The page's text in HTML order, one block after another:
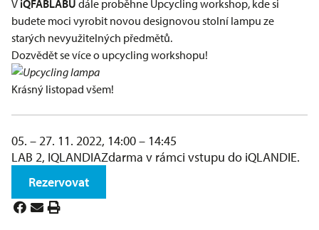
V iQFABLABU dále proběhne Upcycling workshop, kde si
budete moci vyrobit novou designovou stolní lampu ze
starých nevyužitelných předmětů.
Dozvědět se více o upcycling workshopu!
Krásný listopad všem!
05. – 27. 11. 2022, 14:00 – 14:45
LAB 2, IQLANDIAZdarma v rámci vstupu do iQLANDIE.
Rezervovat